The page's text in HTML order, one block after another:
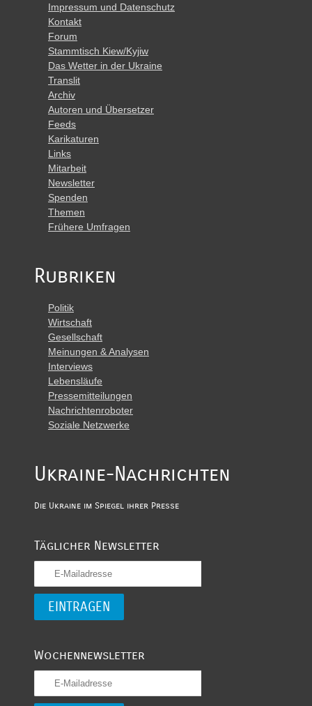
Impressum und Datenschutz
Kontakt
Forum
Stammtisch Kiew/Kyjiw
Das Wetter in der Ukraine
Translit
Archiv
Autoren und Übersetzer
Feeds
Karikaturen
Links
Mitarbeit
Newsletter
Spenden
Themen
Frühere Umfragen
Rubriken
Politik
Wirtschaft
Gesellschaft
Meinungen & Analysen
Interviews
Lebensläufe
Pressemitteilungen
Nachrichtenroboter
Soziale Netzwerke
Ukraine-Nachrichten
Die Ukraine im Spiegel ihrer Presse
Täglicher Newsletter
Wochennewsletter